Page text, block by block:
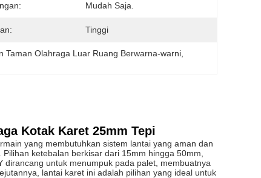
Mudah Saja.
Tinggi
Taman Olahraga Luar Ruang Berwarna-warni
Kotak Karet 25mm Tepi
yang membutuhkan sistem lantai yang aman dan
ketebalan berkisar dari 15mm hingga 50mm,
untuk menumpuk pada palet, membuatnya
lantai karet ini adalah pilihan yang ideal untuk